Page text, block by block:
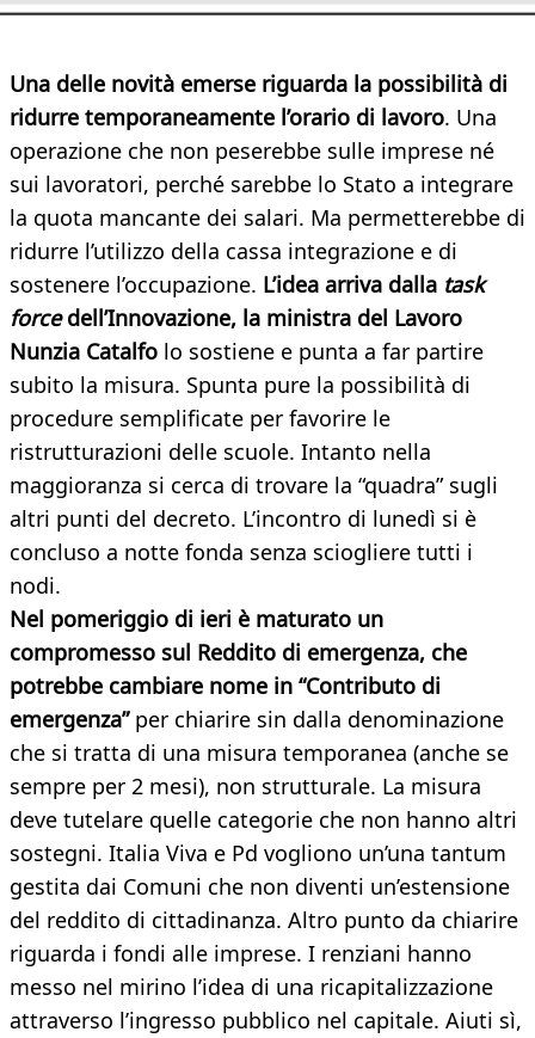
Una delle novità emerse riguarda la possibilità di
ridurre temporaneamente l’orario di lavoro. Una
operazione che non peserebbe sulle imprese né
sui lavoratori, perché sarebbe lo Stato a integrare
la quota mancante dei salari. Ma permetterebbe di
ridurre l’utilizzo della cassa integrazione e di
sostenere l’occupazione. L’idea arriva dalla task
forcedell’Innovazione, la ministra del Lavoro
Nunzia Catalfo lo sostiene e punta a far partire
subito la misura. Spunta pure la possibilità di
procedure semplificate per favorire le
ristrutturazioni delle scuole. Intanto nella
maggioranza si cerca di trovare la “quadra” sugli
altri punti del decreto. L’incontro di lunedì si è
concluso a notte fonda senza sciogliere tutti i
nodi.
Nel pomeriggio di ieri è maturato un
compromesso sul Reddito di emergenza, che
potrebbe cambiare nome in “Contributo di
emergenza” per chiarire sin dalla denominazione
che si tratta di una misura temporanea (anche se
sempre per 2 mesi), non strutturale. La misura
deve tutelare quelle categorie che non hanno altri
sostegni. Italia Viva e Pd vogliono un’una tantum
gestita dai Comuni che non diventi un’estensione
del reddito di cittadinanza. Altro punto da chiarire
riguarda i fondi alle imprese. I renziani hanno
messo nel mirino l’idea di una ricapitalizzazione
attraverso l’ingresso pubblico nel capitale. Aiuti sì,